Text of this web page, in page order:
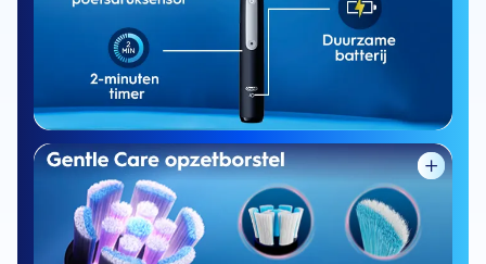
100% schonere tanden* en langdurige
verzorging voor gevoelige tanden